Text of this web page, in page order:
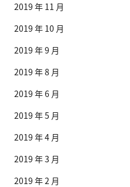
2019 年 11 月
2019 年 10 月
2019 年 9 月
2019 年 8 月
2019 年 6 月
2019 年 5 月
2019 年 4 月
2019 年 3 月
2019 年 2 月